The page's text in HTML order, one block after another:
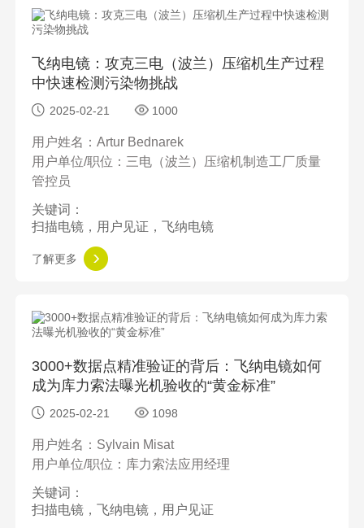
飞纳电镜：攻克三电（波兰）压缩机生产过程
中快速检测污染物挑战
2025-02-21 1000
用户姓名：Artur Bednarek
用户单位/职位：三电（波兰）压缩机制造工厂质量
管控员
关键词：
扫描电镜，用户见证，飞纳电镜
了解更多
3000+数据点精准验证的背后：飞纳电镜如何
成为库力索法曝光机验收的“黄金标准”
2025-02-21 1098
用户姓名：Sylvain Misat
用户单位/职位：库力索法应用经理
关键词：
扫描电镜，飞纳电镜，用户见证